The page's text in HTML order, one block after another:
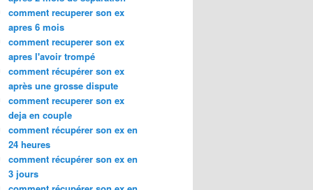
comment recuperer son ex
apres 6 mois
comment recuperer son ex
apres l'avoir trompé
comment récupérer son ex
après une grosse dispute
comment recuperer son ex
deja en couple
comment récupérer son ex en
24 heures
comment récupérer son ex en
3 jours